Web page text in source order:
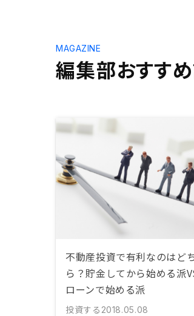
編集部おすす
MAGAZINE
不動産投資で有利なのはど
ら？貯金してから始める派
ローンで始める派
投資する 2018.05.08